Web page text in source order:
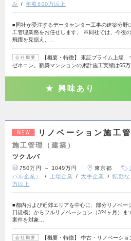
み
年収600万以上
■同社が受注するデータセンター工事の建築分野
工管理業務をお任せします。 ※同社では、今後
飛躍を見据え、…
会社概要
【概要・特徴】 東証プライム上場
ゼネコン。新築マンションの累計施工実績は65
興味あり
NEW リノベーション施工
施工管理（建築）
ツクルバ
750万円 ～ 1049万円 東京都
バル企業）
上場企業 大手企業 転勤な
万以上
■都内および近郊エリアを中心に、部分リノベー
日規模）からフルリノベーション（3?4ヶ月）ま
案件を対象…
会社概要
【概要・特徴】 中古・リノベーシ